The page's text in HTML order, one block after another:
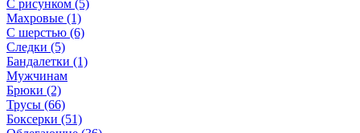
С рисунком (5)
Махровые (1)
С шерстью (6)
Следки (5)
Бандалетки (1)
Мужчинам
Брюки (2)
Трусы (66)
Боксерки (51)